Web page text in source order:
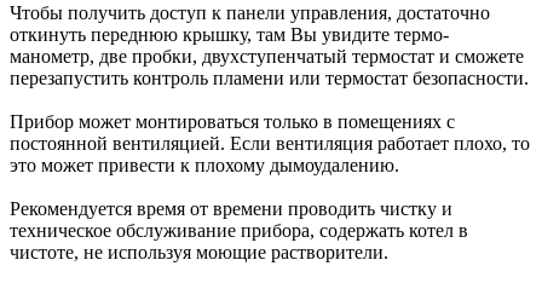
Чтобы получить доступ к панели управления, достаточно
откинуть переднюю крышку, там Вы увидите термо-
манометр, две пробки, двухступенчатый термостат и сможете
перезапустить контроль пламени или термостат безопасности.
Прибор может монтироваться только в помещениях с
постоянной вентиляцией. Если вентиляция работает плохо, то
это может привести к плохому дымоудалению.
Рекомендуется время от времени проводить чистку и
техническое обслуживание прибора, содержать котел в
чистоте, не используя моющие растворители.